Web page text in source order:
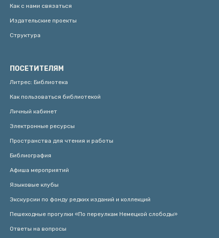
Как с нами связаться
Издательские проекты
Структура
ПОСЕТИТЕЛЯМ
Литрес: Библиотека
Как пользоваться библиотекой
Личный кабинет
Электронные ресурсы
Пространства для чтения и работы
Библиография
Афиша мероприятий
Языковые клубы
Экскурсии по фонду редких изданий и коллекций
Пешеходные прогулки «По переулкам Немецкой слободы»
Ответы на вопросы